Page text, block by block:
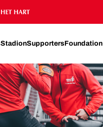
StadionSupportersFoundation